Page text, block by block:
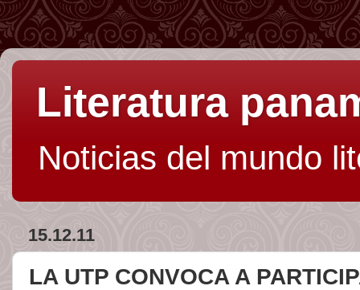
Literatura
Noticias del mundo
15.12.11
LA UTP CONVOCA A